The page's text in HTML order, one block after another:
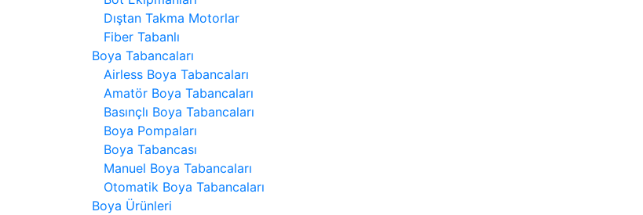
Dıştan Takma Motorlar
Fiber Tabanlı
Boya Tabancaları
Airless Boya Tabancaları
Amatör Boya Tabancaları
Basınçlı Boya Tabancaları
Boya Pompaları
Boya Tabancası
Manuel Boya Tabancaları
Otomatik Boya Tabancaları
Boya Ürünleri